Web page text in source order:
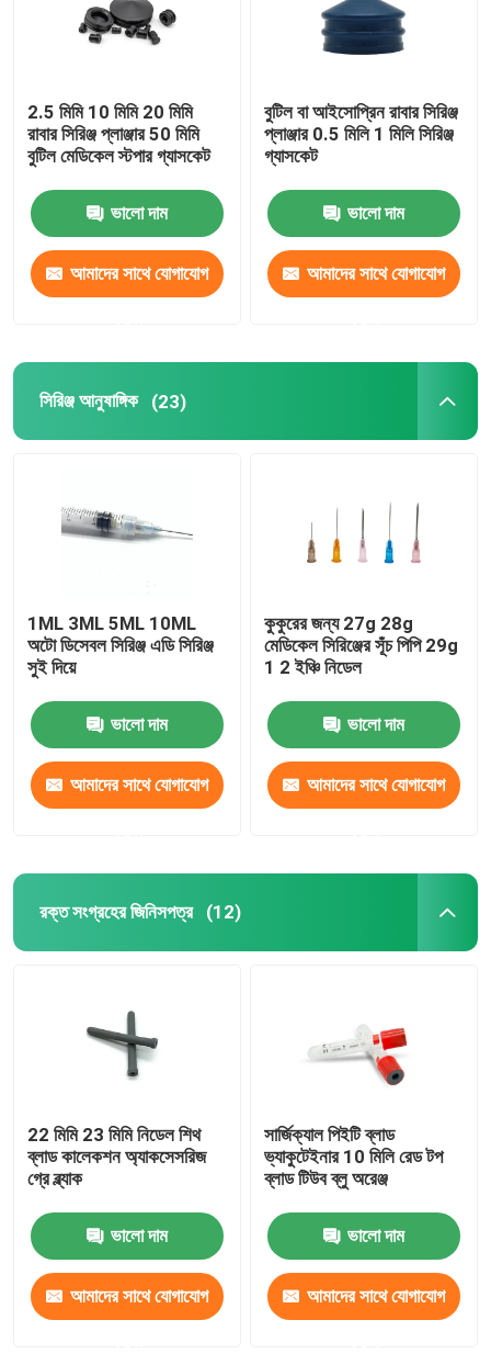
আধান টিউব
2.5 মিমি 10 মিমি 20 মিমি
রাবার সিরিঞ্জ প্লাঞ্জার 50 মিমি
বুটিল মেডিকেল স্টপার গ্যাসকেট
ভালো দাম
আমাদের সাথে যোগাযোগ
বুটিল বা আইসোপ্রিন রাবার সিরিঞ্জ
প্লাঞ্জার 0.5 মিলি 1 মিলি সিরিঞ্জ
গ্যাসকেট
ভালো দাম
আমাদের সাথে যোগাযোগ
সিরিঞ্জ আনুষাঙ্গিক (23)
1ML 3ML 5ML 10ML
অটো ডিসেবল সিরিঞ্জ এডি সিরিঞ্জ
সুই দিয়ে
ভালো দাম
আমাদের সাথে যোগাযোগ
কুকুরের জন্য 27g 28g
মেডিকেল সিরিঞ্জের সূঁচ পিপি 29g
1 2 ইঞ্চি নিডেল
ভালো দাম
আমাদের সাথে যোগাযোগ
রক্ত সংগ্রহের জিনিসপত্র (12)
22 মিমি 23 মিমি নিডেল শিথ
ব্লাড কালেকশন অ্যাকসেসরিজ
গ্রে ব্ল্যাক
ভালো দাম
আমাদের সাথে যোগাযোগ
সার্জিক্যাল পিইটি ব্লাড
ভ্যাকুটেইনার 10 মিলি রেড টপ
ব্লাড টিউব ব্লু অরেঞ্জ
ভালো দাম
আমাদের সাথে যোগাযোগ